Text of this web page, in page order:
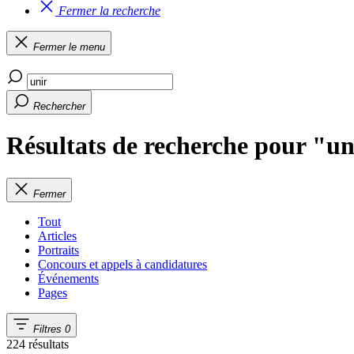
Fermer la recherche
Fermer le menu
Rechercher
Résultats de recherche pour
Fermer
Tout
Articles
Portraits
Concours et appels à candidatures
Événements
Pages
Filtres 0
224 résultats